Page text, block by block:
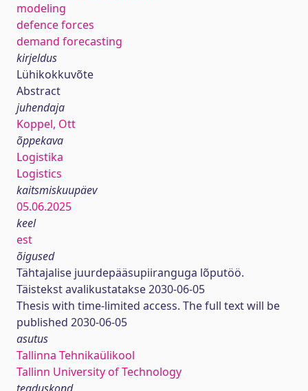
modeling
defence forces
demand forecasting
kirjeldus
Lühikokkuvõte
Abstract
juhendaja
Koppel, Ott
õppekava
Logistika
Logistics
kaitsmiskuupäev
05.06.2025
keel
est
õigused
Tähtajalise juurdepääsupiiranguga lõputöö.
Täistekst avalikustatakse 2030-06-05
Thesis with time-limited access. The full text will be
published 2030-06-05
asutus
Tallinna Tehnikaülikool
Tallinn University of Technology